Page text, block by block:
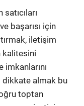
başarısı için
iletişim
kalitesini
almak bu
toptan